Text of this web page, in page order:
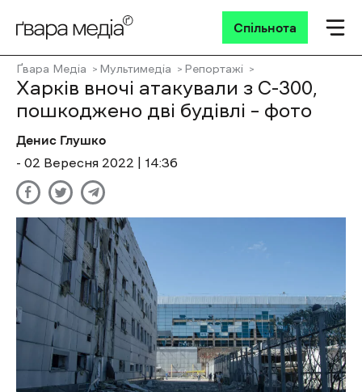
Спільнота
Ґвара Медіа Мультимедіа Репортажі
Харків вночі атакували з С-300,
пошкоджено дві будівлі – фото
Денис Глушко
- 02 Вересня 2022 | 14:36